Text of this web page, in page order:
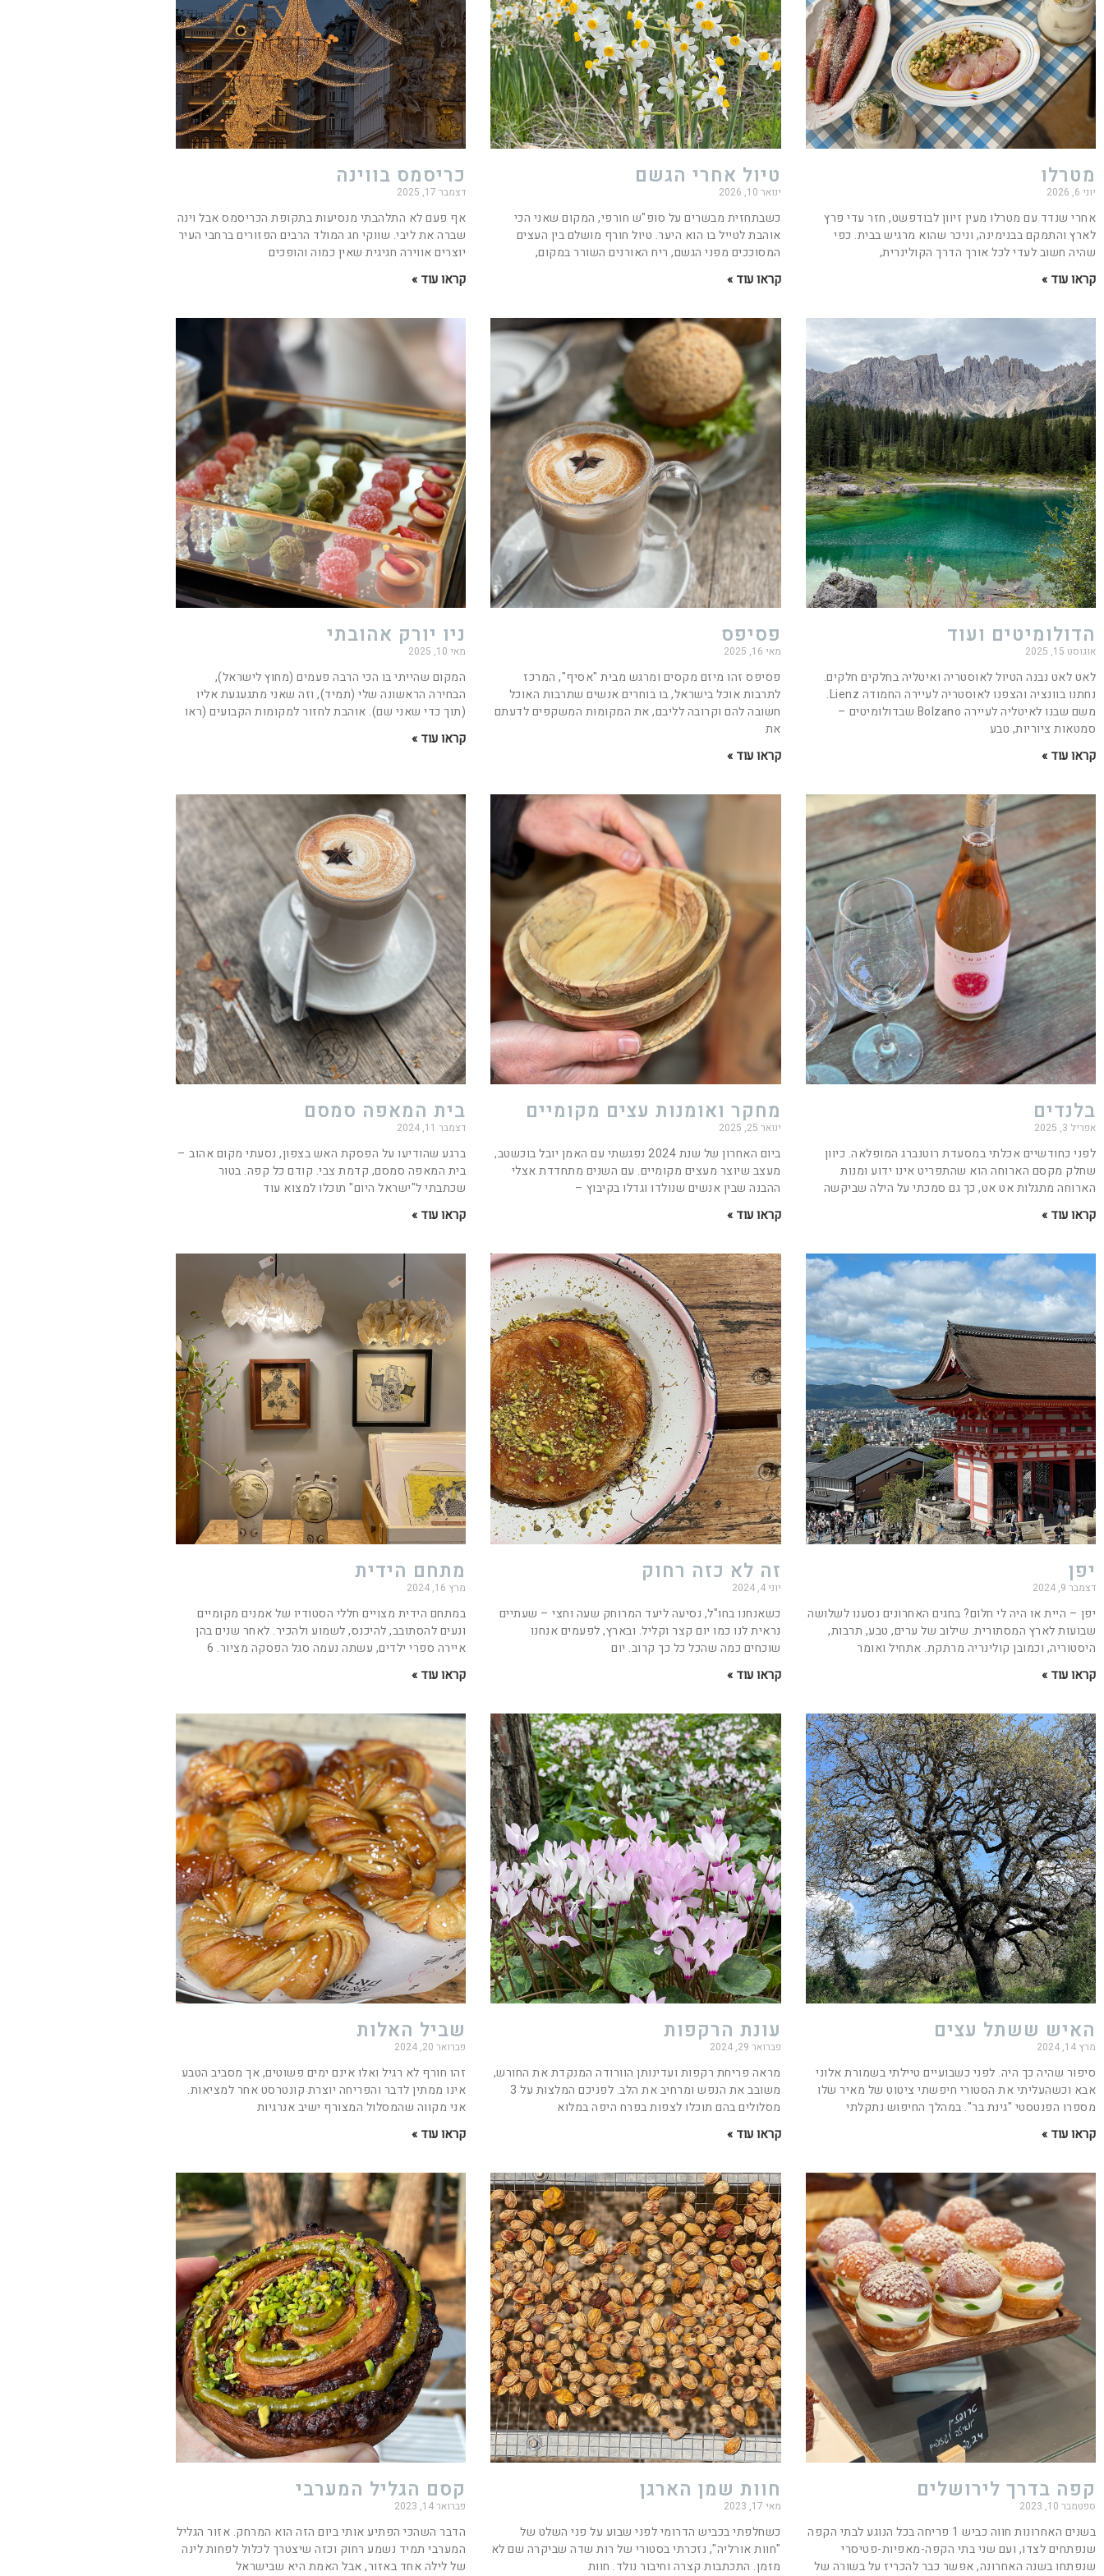
מטרלו
יוני 6, 2026
אחרי שנדד עם מטרלו מעין זיוון לבודפשט, חזר עדי פרץ
לארץ והתמקם בבנימינה, וניכר שהוא מרגיש בבית. כפי
שהיה חשוב לעדי לכל אורך הדרך הקולינרית,
קראו עוד »
טיול אחרי הגשם
ינואר 10, 2026
כשבתחזית מבשרים על סופ"ש חורפי, המקום שאני הכי
אוהבת לטייל בו הוא היער. טיול חורף מושלם בין העצים
המסוככים מפני הגשם, ריח האורנים השורר במקום,
קראו עוד »
כריסמס בווינה
דצמבר 17, 2025
אף פעם לא התלהבתי מנסיעות בתקופת הכריסמס אבל וינה
שברה את ליבי. שווקי חג המולד הרבים הפזורים ברחבי העיר
יוצרים אווירה חגיגית שאין כמוה והופכים
קראו עוד »
הדולומיטים ועוד
אוגוסט 15, 2025
לאט לאט נבנה הטיול לאוסטריה ואיטליה בחלקים חלקים.
נחתנו בוונציה והצפנו לאוסטריה לעיירה החמודה Lienz.
משם שבנו לאיטליה לעיירה Bolzano שבדולומיטים –
סמטאות ציוריות, טבע
קראו עוד »
פסיפס
מאי 16, 2025
פסיפס זהו מיזם מקסים ומרגש מבית "אסיף", המרכז
לתרבות אוכל בישראל, בו בוחרים אנשים שתרבות האוכל
חשובה להם וקרובה לליבם, את המקומות המשקפים לדעתם
את
קראו עוד »
ניו יורק אהובתי
מאי 10, 2025
המקום שהייתי בו הכי הרבה פעמים (מחוץ לישראל),
הבחירה הראשונה שלי (תמיד), וזה שאני מתגעגעת אליו
(תוך כדי שאני שם). אוהבת לחזור למקומות הקבועים (ראו
קראו עוד »
בלנדים
אפריל 3, 2025
לפני כחודשיים אכלתי במסעדת רוטנברג המופלאה. כיוון
שחלק מקסם הארוחה הוא שהתפריט אינו ידוע ומנות
הארוחה מתגלות אט אט, כך גם סמכתי על הילה שביקשה
קראו עוד »
מחקר ואומנות עצים מקומיים
ינואר 25, 2025
ביום האחרון של שנת 2024 נפגשתי עם האמן יובל בוכשטב,
מעצב שיוצר מעצים מקומיים. עם השנים מתחדדת אצלי
ההבנה שבין אנשים שנולדו וגדלו בקיבוץ –
קראו עוד »
בית המאפה סמסם
דצמבר 11, 2024
ברגע שהודיעו על הפסקת האש בצפון, נסעתי מקום אהוב –
בית המאפה סמסם, קדמת צבי. קודם כל קפה. בטור
שכתבתי ל"ישראל היום" תוכלו למצוא עוד
קראו עוד »
יפן
דצמבר 9, 2024
יפן – היית או היה לי חלום? בחגים האחרונים נסענו לשלושה
שבועות לארץ המסתורית. שילוב של ערים, טבע, תרבות,
היסטוריה, וכמובן קולינריה מרתקת. אתחיל ואומר
קראו עוד »
זה לא כזה רחוק
יוני 4, 2024
כשאנחנו בחו"ל, נסיעה ליעד המרוחק שעה וחצי – שעתיים
נראית לנו כמו יום קצר וקליל. ובארץ, לפעמים אנחנו
שוכחים כמה שהכל כל כך קרוב. יום
קראו עוד »
מתחם הידית
מרץ 16, 2024
במתחם הידית מצויים חללי הסטודיו של אמנים מקומיים
ונעים להסתובב, להיכנס, לשמוע ולהכיר. לאחר שנים בהן
איירה ספרי ילדים, עשתה נעמה סגל הפסקה מציור. 6
קראו עוד »
האיש ששתל עצים
מרץ 14, 2024
סיפור שהיה כך היה. לפני כשבועיים טיילתי בשמורת אלוני
אבא וכשהעליתי את הסטורי חיפשתי ציטוט של מאיר שלו
מספרו הפנטסטי "גינת בר". במהלך החיפוש נתקלתי
קראו עוד »
עונת הרקפות
פברואר 29, 2024
מראה פריחת רקפות ועדינותן הוורודה המנקדת את החורש,
משובב את הנפש ומרחיב את הלב. לפניכם המלצות על 3
מסלולים בהם תוכלו לצפות בפרח היפה במלוא
קראו עוד »
שביל האלות
פברואר 20, 2024
זהו חורף לא רגיל ואלו אינם ימים פשוטים, אך מסביב הטבע
אינו ממתין לדבר והפריחה יוצרת קונטרסט אחר למציאות.
אני מקווה שהמסלול המצורף ישיב אנרגיות
קראו עוד »
קפה בדרך לירושלים
ספטמבר 10, 2023
בשנים האחרונות חווה כביש 1 פריחה בכל הנוגע לבתי הקפה
שנפתחים לצדו, ועם שני בתי הקפה-מאפיות-פטיסרי
שנפתחו בשנה האחרונה, אפשר כבר להכריז על בשורה של
חוות שמן הארגן
מאי 17, 2023
כשחלפתי בכביש הדרומי לפני שבוע על פני השלט של
"חוות אורליה", נזכרתי בסטורי של רות שדה שביקרה שם לא
מזמן. התכתבות קצרה וחיבור נולד. חוות
קסם הגליל המערבי
פברואר 14, 2023
הדבר השהכי הפתיע אותי ביום הזה הוא המרחק. אזור הגליל
המערבי תמיד נשמע רחוק וכזה שיצטרך לכלול לפחות לינה
של לילה אחד באזור, אבל האמת היא שבישראל